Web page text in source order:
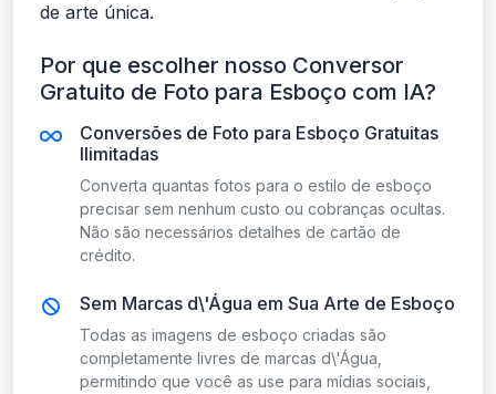
de arte única.
Por que escolher nosso Conversor
Gratuito de Foto para Esboço com IA?
Conversões de Foto para Esboço Gratuitas
Ilimitadas
Converta quantas fotos para o estilo de esboço
precisar sem nenhum custo ou cobranças ocultas.
Não são necessários detalhes de cartão de
crédito.
Sem Marcas d\'Água em Sua Arte de Esboço
Todas as imagens de esboço criadas são
completamente livres de marcas d\'Água,
permitindo que você as use para mídias sociais,